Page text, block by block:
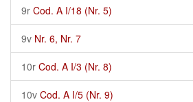
9r Cod. A I/18 (Nr. 5)
9v Nr. 6, Nr. 7
10r Cod. A I/3 (Nr. 8)
10v Cod. A I/5 (Nr. 9)